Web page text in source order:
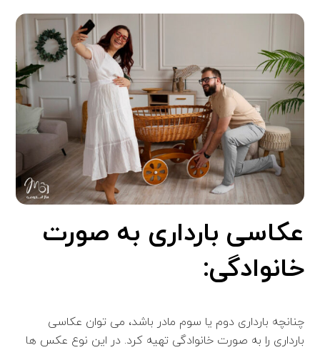
عکاسی بارداری به صورت
خانوادگی:
چنانچه بارداری دوم یا سوم مادر باشد، می توان عکاسی
بارداری را به صورت خانوادگی تهیه کرد. در این نوع عکس ها